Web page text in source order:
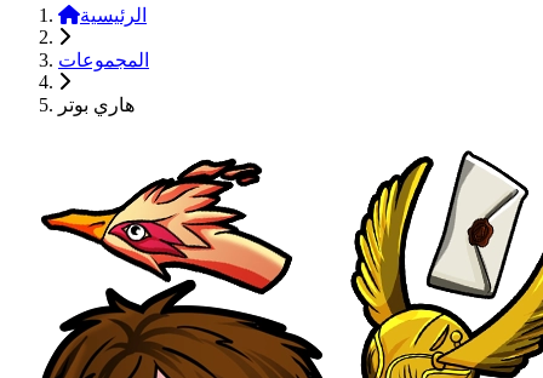
الرئيسية
المجموعات
هاري بوتر